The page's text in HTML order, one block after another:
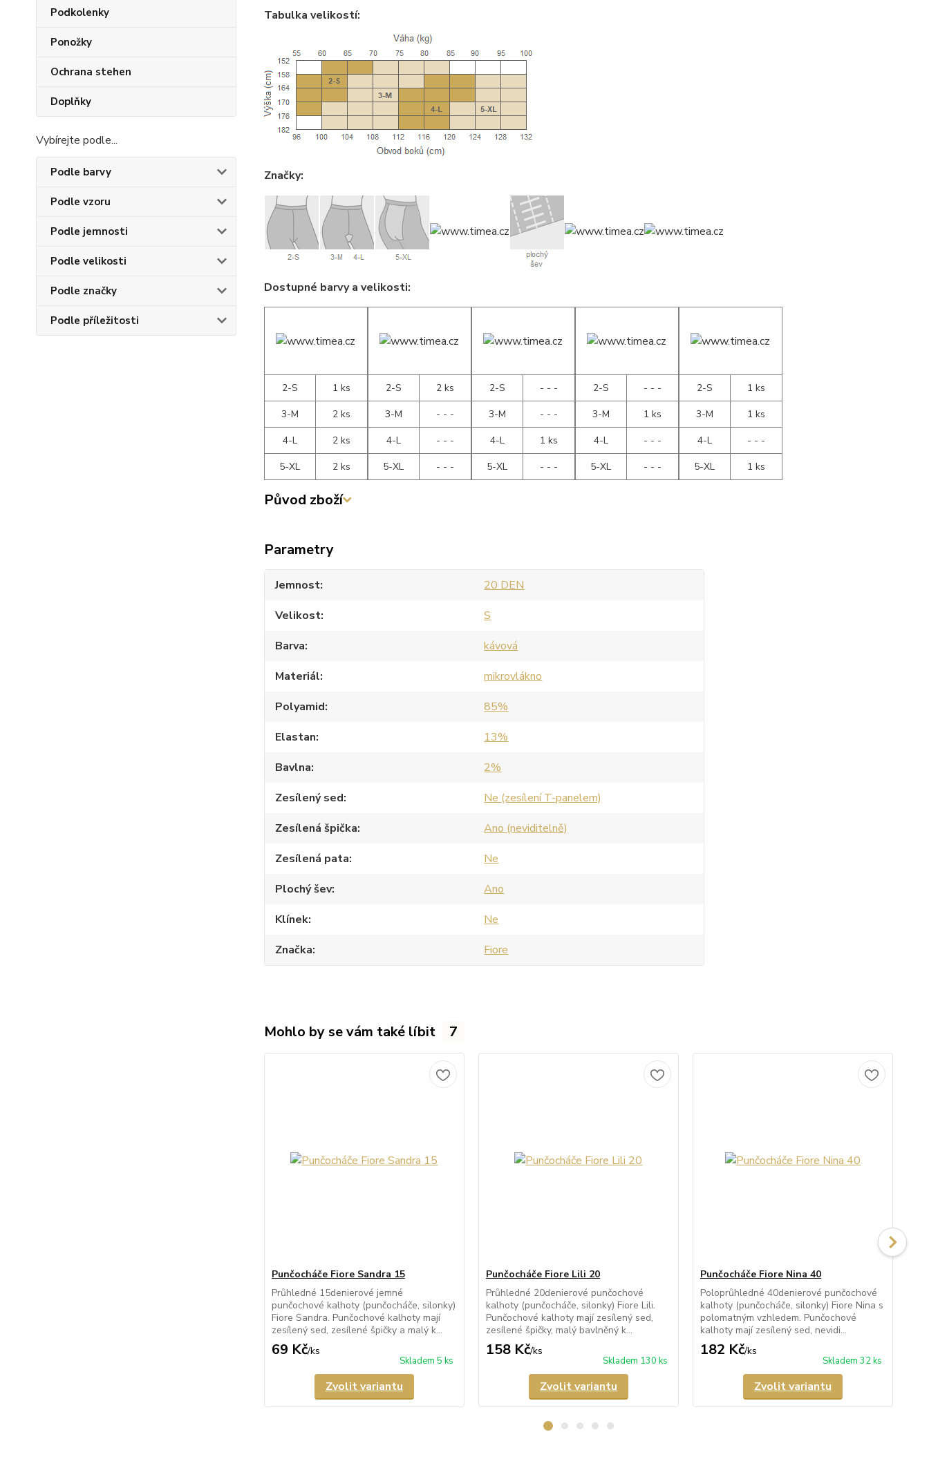
Podkolenky
Ponožky
Ochrana stehen
Doplňky
Vybírejte podle...
Podle barvy
Podle vzoru
Podle jemnosti
Podle velikosti
Podle značky
Podle příležitosti
Tabulka velikostí:
Značky:
Dostupné barvy a velikosti:
2-S
1 ks
3-M
2 ks
4-L
2 ks
5-XL
2 ks
2-S
2 ks
3-M
- - -
4-L
- - -
5-XL
- - -
2-S
- - -
3-M
- - -
4-L
1 ks
5-XL
- - -
2-S
- - -
3-M
1 ks
4-L
- - -
5-XL
- - -
2-S
1 ks
3-M
1 ks
4-L
- - -
5-XL
1 ks
Původ zboží
Parametry
Jemnost
20 DEN
Velikost
S
Barva
kávová
Materiál
mikrovlákno
Polyamid
85%
Elastan
13%
Bavlna
2%
Zesílený sed
Ne (zesílení T-panelem)
Zesílená špička
Ano (neviditelně)
Zesílená pata
Ne
Plochý šev
Ano
Klínek
Ne
Značka
Fiore
Mohlo by se vám také líbit 7
Punčocháče Fiore Sandra 15
Průhledné 15denierové jemné
punčochové kalhoty (punčocháče, silonky)
Fiore Sandra. Punčochové kalhoty mají
zesílený sed, zesílené špičky a malý k...
69 Kč/ks
Skladem 5 ks
Zvolit variantu
Punčocháče Fiore Lili 20
Průhledné 20denierové punčochové
kalhoty (punčocháče, silonky) Fiore Lili.
Punčochové kalhoty mají zesílený sed,
zesílené špičky, malý bavlněný k...
158 Kč/ks
Skladem 130 ks
Zvolit variantu
Punčocháče Fiore Nina 40
Poloprůhledné 40denierové punčochové
kalhoty (punčocháče, silonky) Fiore Nina s
polomatným vzhledem. Punčochové
kalhoty mají zesílený sed, nevidi...
182 Kč/ks
Skladem 32 ks
Zvolit variantu